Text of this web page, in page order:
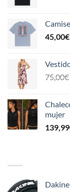
45,00€
75,00€
mujer
139,99